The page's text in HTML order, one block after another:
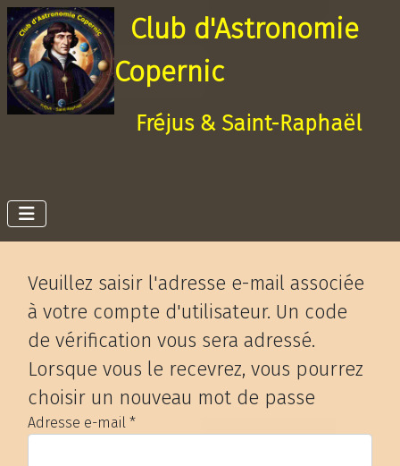
Club d'Astronomie
Copernic
Fréjus & Saint-Raphaël
Veuillez saisir l'adresse e-mail associée
à votre compte d'utilisateur. Un code
de vérification vous sera adressé.
Lorsque vous le recevrez, vous pourrez
choisir un nouveau mot de passe
Adresse e-mail *